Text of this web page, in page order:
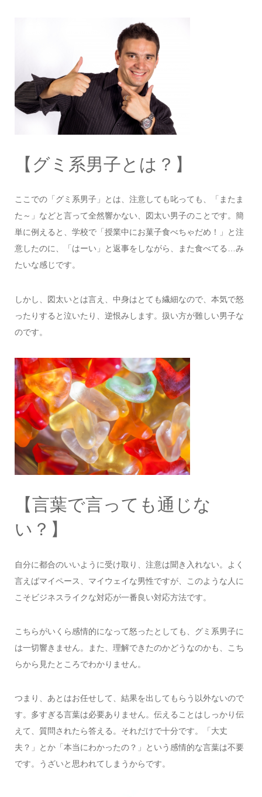
【グミ系男子とは？】
ここでの「グミ系男子」とは、注意しても叱っても、「またま
た～」などと言って全然響かない、図太い男子のことです。簡
単に例えると、学校で「授業中にお菓子食べちゃだめ！」と注
意したのに、「はーい」と返事をしながら、また食べてる…み
たいな感じです。
しかし、図太いとは言え、中身はとても繊細なので、本気で怒
ったりすると泣いたり、逆恨みします。扱い方が難しい男子な
のです。
【言葉で言っても通じな
い？】
自分に都合のいいように受け取り、注意は聞き入れない。よく
言えばマイペース、マイウェイな男性ですが、このような人に
こそビジネスライクな対応が一番良い対応方法です。
こちらがいくら感情的になって怒ったとしても、グミ系男子に
は一切響きません。また、理解できたのかどうなのかも、こち
らから見たところでわかりません。
つまり、あとはお任せして、結果を出してもらう以外ないので
す。多すぎる言葉は必要ありません。伝えることはしっかり伝
えて、質問されたら答える。それだけで十分です。「大丈
夫？」とか「本当にわかったの？」という感情的な言葉は不要
です。うざいと思われてしまうからです。